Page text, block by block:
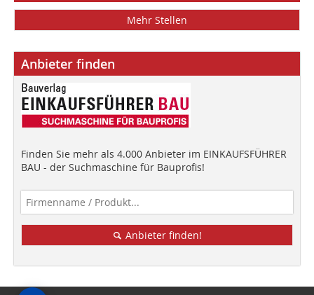
Mehr Stellen
Anbieter finden
Finden Sie mehr als 4.000 Anbieter im EINKAUFSFÜHRER
BAU - der Suchmaschine für Bauprofis!
Anbieter finden!